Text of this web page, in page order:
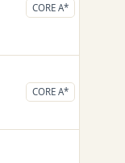
CORE A*
CORE A*